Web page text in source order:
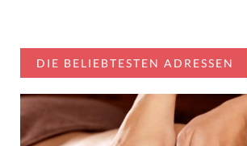
DIE BELIEBTESTEN ADRESSEN